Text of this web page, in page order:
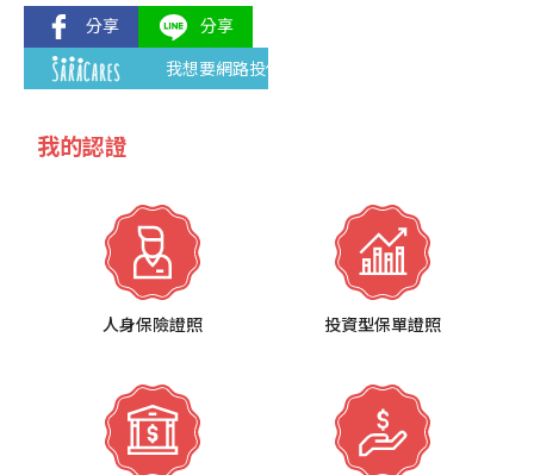
我想要網路投保
我的認證
人身保險證照 投資型保單證照